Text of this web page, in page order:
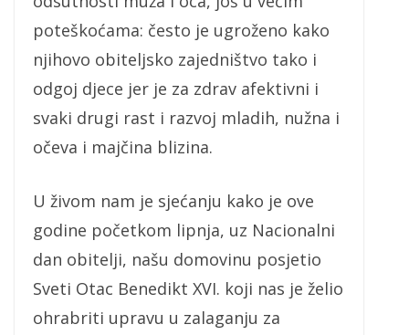
poteškoćama: često je ugroženo kako
njihovo obiteljsko zajedništvo tako i
odgoj djece jer je za zdrav afektivni i
svaki drugi rast i razvoj mladih, nužna i
očeva i majčina blizina.
U živom nam je sjećanju kako je ove
godine početkom lipnja, uz Nacionalni
dan obitelji, našu domovinu posjetio
Sveti Otac Benedikt XVI. koji nas je želio
ohrabriti upravu u zalaganju za